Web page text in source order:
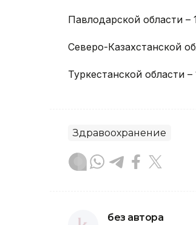
Павлодарской области –
Северо-Казахстанской
Туркестанской области –
Здравоохранение
без автора